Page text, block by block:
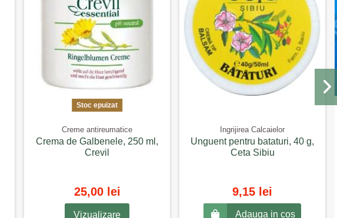
Stoc epuizat
Creme antireumatice
Crema de Galbenele, 250 ml,
Crevil
25,00 lei
Vizualizare
Ingrijirea Calcaielor
Unguent pentru bataturi, 40 g,
Ceta Sibiu
9,15 lei
Adauga in cos